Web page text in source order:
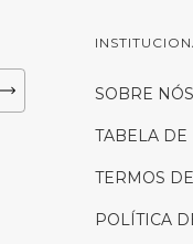
SOBRE
TABELA
TERMOS
POLÍTICA